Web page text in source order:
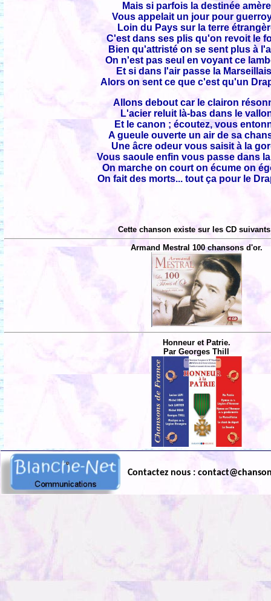
Mais si parfois la destinée amère
Vous appelait un jour pour
Loin du Pays sur la terre
C'est dans ses plis qu'on revoit le
Bien qu'attristé on se sent plus à
On n'est pas seul en voyant ce
Et si dans l'air passe la
Alors on sent ce que c'est qu'un
Allons debout car le clairon
L'acier reluit là-bas dans le
Et le canon ; écoutez, vous
A gueule ouverte un air de sa
Une âcre odeur vous saisit à la
Vous saoule enfin vous passe dans
On marche on court on écume on
On fait des morts... tout ça pour le
Cette chanson existe sur les CD
Armand Mestral 100 chansons d'or.
Honneur et Patrie.
Par Georges Thill
Contactez nous :